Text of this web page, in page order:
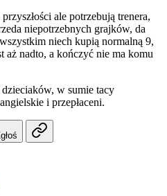
ale potrzebują trenera,
niepotrzebnych grajków, da
niech kupią normalną 9,
aż nadto, a kończyć nie ma komu
w sumie tacy
i przepłaceni.